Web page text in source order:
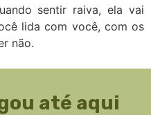
sentir raiva, ela vai
lida com você, com os
não.
até aqui